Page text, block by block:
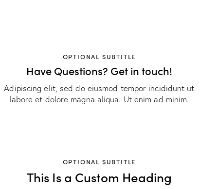
OPTIONAL SUBTITLE
Have Questions? Get in touch!
Adipiscing elit, sed do eiusmod tempor incididunt ut
labore et dolore magna aliqua. Ut enim ad minim.
OPTIONAL SUBTITLE
This Is a Custom Heading